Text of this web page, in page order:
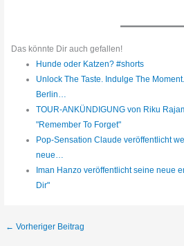
Das könnte Dir auch gefallen!
Hunde oder Katzen? #shorts
Unlock The Taste. Indulge The
Berlin…
TOUR-ANKÜNDIGUNG von Riku
"Remember To Forget"
Pop-Sensation Claude veröffentlicht
neue…
Iman Hanzo veröffentlicht seine neue
Dir"
← Vorheriger Beitrag